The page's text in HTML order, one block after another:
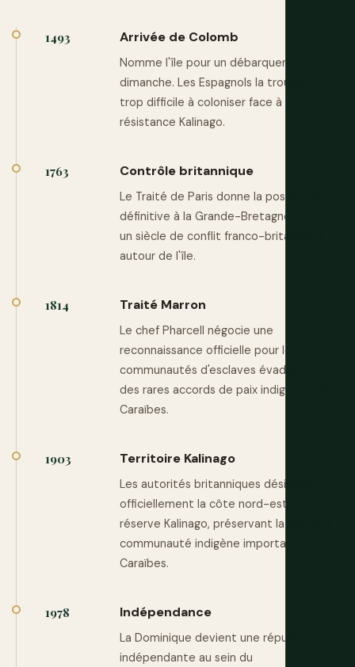
1493 Arrivée de Colomb
Nomme l'île pour un débarquement un
dimanche. Les Espagnols la trouvent
trop difficile à coloniser face à la
résistance Kalinago.
1763 Contrôle britannique
Le Traité de Paris donne la possession
définitive à la Grande-Bretagne après
un siècle de conflit franco-britannique
autour de l'île.
1814 Traité Marron
Le chef Pharcell négocie une
reconnaissance officielle pour les
communautés d'esclaves évadés. L'un
des rares accords de paix indigènes des
Caraïbes.
1903 Territoire Kalinago
Les autorités britanniques désignent
officiellement la côte nord-est comme
réserve Kalinago, préservant la dernière
communauté indigène importante des
Caraïbes.
1978 Indépendance
La Dominique devient une république
indépendante au sein du